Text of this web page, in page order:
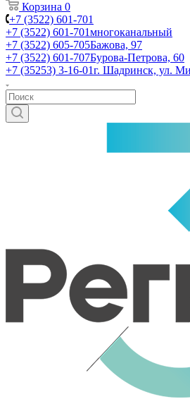
Корзина 0
+7 (3522) 601-701
+7 (3522) 601-701многоканальный
+7 (3522) 605-705Бажова, 97
+7 (3522) 601-707Бурова-Петрова, 60
+7 (35253) 3-16-01г. Шадринск, ул.